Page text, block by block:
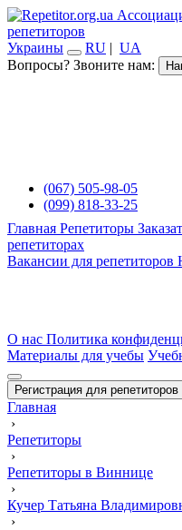
репетиторов
Украины
RU | UA
Вопросы? Звоните нам:
(067) 505-98-05
(099) 818-33-25
Главная Репетиторы
репетиторах
Вакансии для репетиторов
О нас Политика
Материалы для учебы
Регистрация для репетиторов
Главная
›
Репетиторы
›
Репетиторы в Виннице
›
Кучер Татьяна
›